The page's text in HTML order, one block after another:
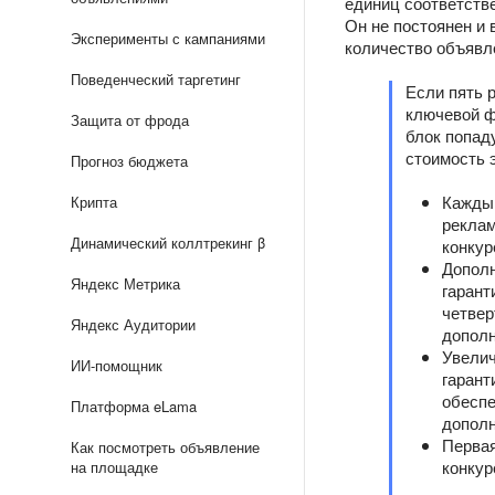
Эксперименты с кампаниями
Поведенческий таргетинг
Защита от фрода
Прогноз бюджета
Крипта
Динамический коллтрекинг β
Яндекс Метрика
Яндекс Аудитории
ИИ-помощник
Платформа eLama
Как посмотреть объявление
на площадке
Он не постоянен и
количество
Если пять
ключевой
блок
стоимость